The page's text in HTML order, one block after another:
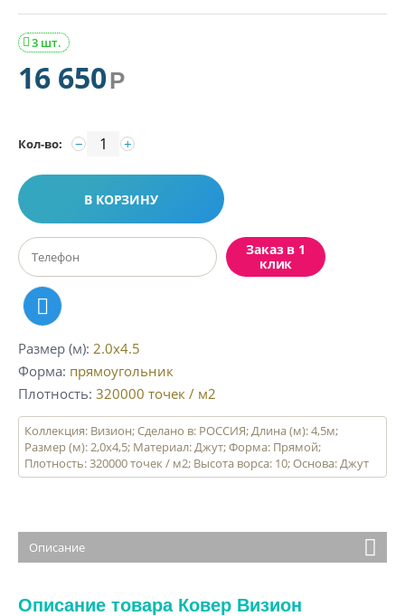
3 шт.

16 650Р
Кол-во: +
−
В КОРЗИНУ
Заказ в 1
клик
Размер (м) 2.0x4.5
Форма прямоугольник
Плотность 320000 точек / м2
Коллекция: Визион; Сделано в: РОССИЯ; Длина (м): 4,5м;
Размер (м): 2,0х4,5; Материал: Джут; Форма: Прямой;
Плотность: 320000 точек / м2; Высота ворса: 10; Основа: Джут
Описание
Описание товара Ковер Визион